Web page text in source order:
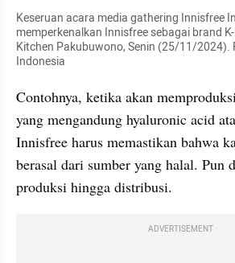
Keseruan acara media gathering Innisfree
memperkenalkan Innisfree sebagai brand
Kitchen Pakubuwono, Senin (25/11/2024).
Indonesia
Contohnya, ketika akan
yang mengandung hyaluronic acid
Innisfree harus memastikan bahwa
berasal dari sumber yang halal. Pun
produksi hingga distribusi.
ADVERTISEMENT